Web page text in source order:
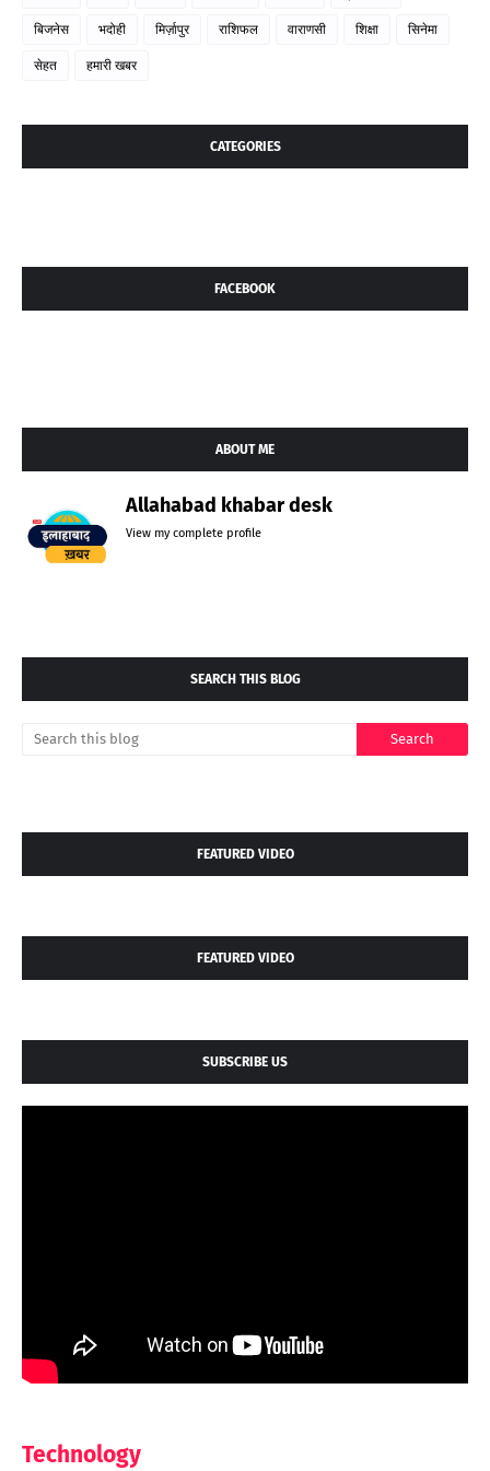
बिजनेस भदोही मिर्ज़ापुर राशिफल वाराणसी शिक्षा सिनेमा
सेहत हमारी खबर
CATEGORIES
FACEBOOK
ABOUT ME
Allahabad khabar desk
View my complete profile
SEARCH THIS BLOG
FEATURED VIDEO
FEATURED VIDEO
SUBSCRIBE US
Technology